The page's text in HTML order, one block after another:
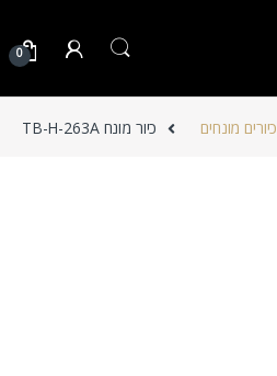
0
כיורים מונחים כיור מונח TB-H-263A